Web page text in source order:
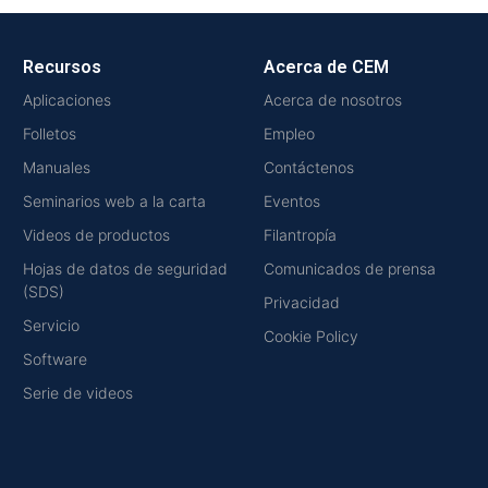
Recursos
Aplicaciones
Folletos
Manuales
Seminarios web a la carta
Videos de productos
Hojas de datos de seguridad
(SDS)
Servicio
Software
Serie de videos
Acerca de CEM
Acerca de nosotros
Empleo
Contáctenos
Eventos
Filantropía
Comunicados de prensa
Privacidad
Cookie Policy